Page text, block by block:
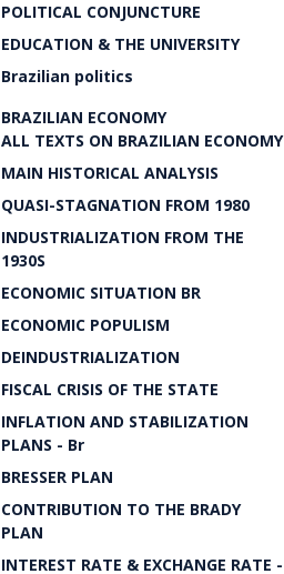
POLITICAL CONJUNCTURE
EDUCATION & THE UNIVERSITY
Brazilian politics
BRAZILIAN ECONOMY
ALL TEXTS ON BRAZILIAN ECONOMY
MAIN HISTORICAL ANALYSIS
QUASI-STAGNATION FROM 1980
INDUSTRIALIZATION FROM THE
1930S
ECONOMIC SITUATION BR
ECONOMIC POPULISM
DEINDUSTRIALIZATION
FISCAL CRISIS OF THE STATE
INFLATION AND STABILIZATION
PLANS - Br
BRESSER PLAN
CONTRIBUTION TO THE BRADY
PLAN
INTEREST RATE & EXCHANGE RATE -